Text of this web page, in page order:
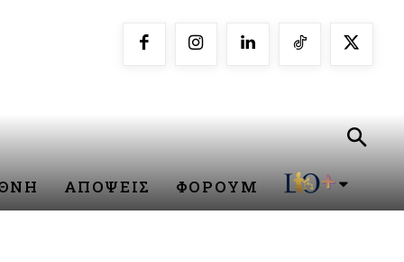
ΑΠΟΨΕΙΣ ΦΟΡΟΥΜ